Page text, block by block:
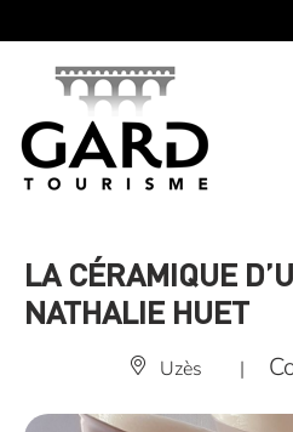
LA CÉRAMIQUE
NATHALIE HUET
Uzès |